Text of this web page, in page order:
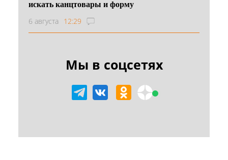
искать канцтовары и форму
6 августа 12:29
Мы в соцсетях